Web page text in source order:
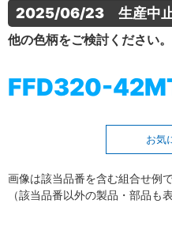
2025/06/23　生産中
他の色柄をご検討ください。
FFD320-
お気
画像は該当品番を含む組合せ例で
（該当品番以外の製品・部品も